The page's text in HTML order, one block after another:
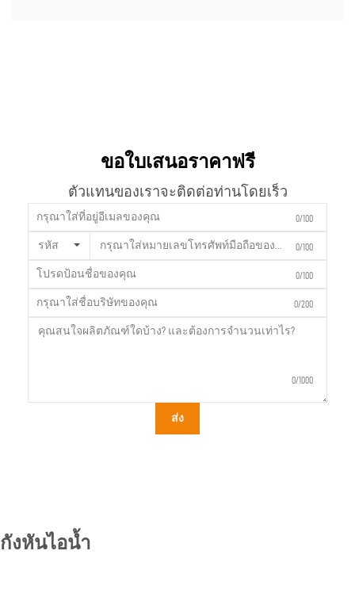
ขอใบเสนอราคาฟรี
ตัวแทนของเราจะติดต่อท่านโดยเร็ว
0/100
รหัส 0/100
0/100
0/200
0/1000
ส่ง
กังหันไอน้ำ